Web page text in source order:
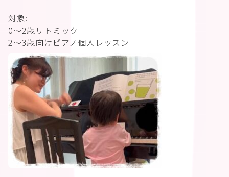
対象:
0〜2歳リトミック
2〜3歳向けピアノ個人レッスン